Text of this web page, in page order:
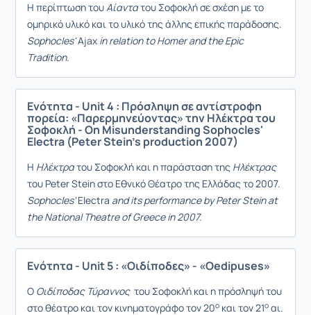
Η περίπτωση τουΑίαντατου Σοφοκλή σε σχέση με το
ομηρικό υλικό και το υλικό της άλλης επικής παράδοσης.
Sophocles'Ajax in relation to Homer and the Εpic
Τradition.
Ενότητα - Unit 4 : Πρόσληψη σε αντίστροφη
πορεία: «Παρερμηνεύοντας» την Hλέκτρα του
Σοφοκλή - On Misunderstanding Sophocles'
Electra (Peter Stein's production 2007)
Η Ηλέκτρατου Σοφοκλή και η παράσταση της Ηλέκτρας
του Peter Stein στο Εθνικό Θέατρο της Ελλάδας το 2007.
Sophocles'Electra and its performance by Peter Stein at
the National Theatre of Greece in 2007.
Ενότητα - Unit 5 : «Οιδίποδες» - «Oedipuses»
Ο Οιδίποδας Τύραννοςτου Σοφοκλή και η πρόσληψή του
στο θέατρο και τον κινηματογράφο τον 20ο και τον 21ο αι.